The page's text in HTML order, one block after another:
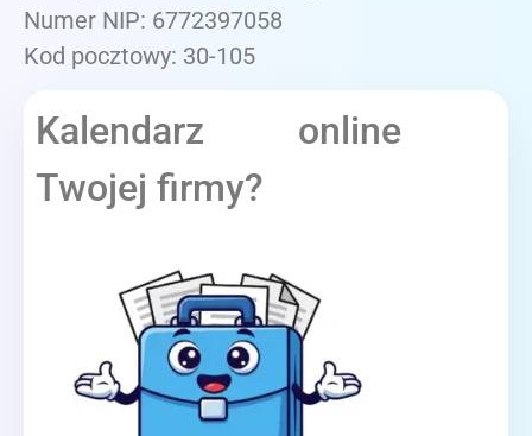
Numer NIP: 6772397058
Kod pocztowy: 30-105
Kalendarz online
Twojej firmy?